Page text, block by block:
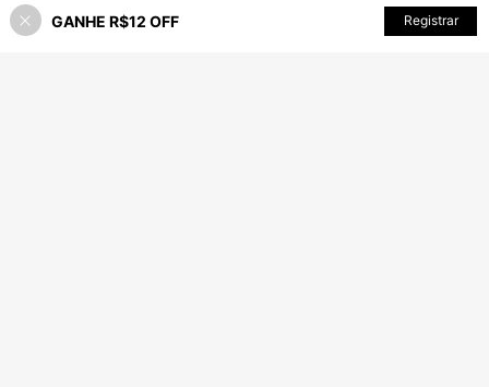
ADICIONAR AO CARRINHO
GANHE R$12 OFF Registrar